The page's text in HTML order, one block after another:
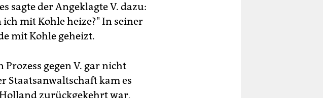
sagte der Angeklagte V. dazu:
mit Kohle heize?" In seiner
mit Kohle geheizt.
gegen V. gar nicht
Staatsanwaltschaft kam es
zurückgekehrt war,